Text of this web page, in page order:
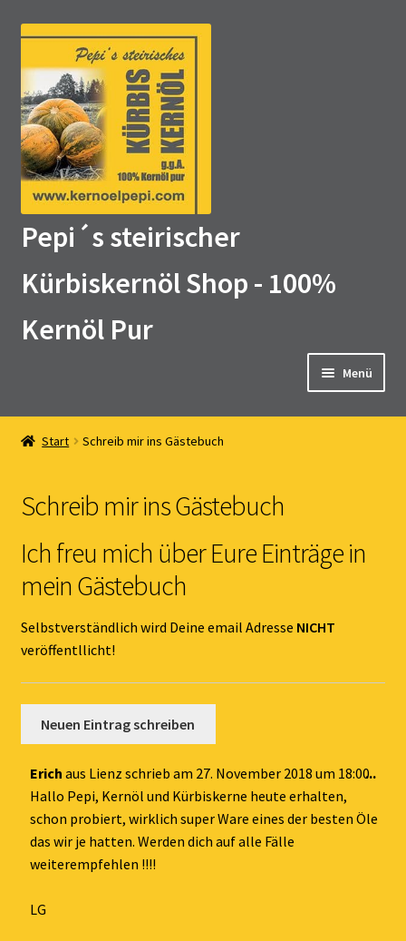
Zur
Navigation
springen
Zum
springen
Pepi´s steirischer
Kürbiskernöl Shop - 100%
Kernöl Pur
Menü
Home
Kernöl Pepi
Übers Kernöl
Kontakt
Gästebuch
Start Schreib mir ins Gästebuch
Schreib mir ins Gästebuch
Ich freu mich über Eure Einträge in
mein Gästebuch
Selbstverständlich wird Deine email Adresse NICHT
veröffentllicht!
Erich aus Lienz schrieb am 27. November 2018 um 18:00
Hallo Pepi, Kernöl und Kürbiskerne heute erhalten,
schon probiert, wirklich super Ware eines der besten Öle
das wir je hatten. Werden dich auf alle Fälle
weiterempfehlen !!!!
LG
...